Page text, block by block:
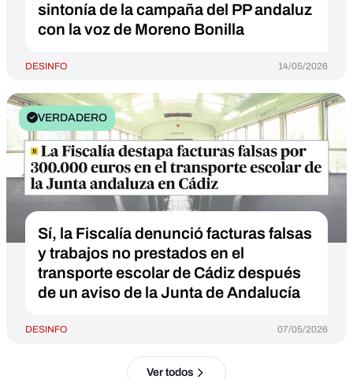
sintonía de la campaña del PP andaluz
con la voz de Moreno Bonilla
DESINFO 14/05/2026
VERDADERO
Sí, la Fiscalía denunció facturas falsas
y trabajos no prestados en el
transporte escolar de Cádiz después
de un aviso de la Junta de Andalucía
DESINFO 07/05/2026
Ver todos